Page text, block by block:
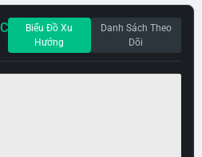
Biểu Đồ Xu
Hướng
Danh Sách Theo
Dõi